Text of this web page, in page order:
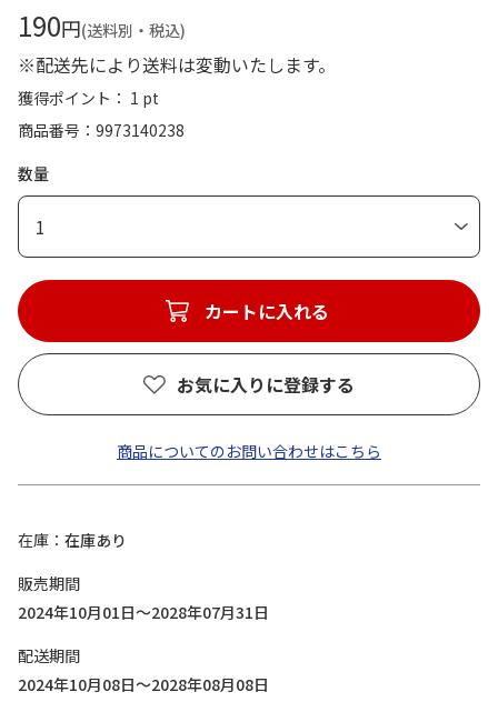
190円(送料別・税込)
※配送先により送料は変動いたします。
獲得ポイント： 1 pt
商品番号
9973140238
数量
1
カートに入れる
お気に入りに登録する
商品についてのお問い合わせはこちら
在庫
在庫あり
販売期間
2024年10月01日～2028年07月31日
配送期間
2024年10月08日～2028年08月08日